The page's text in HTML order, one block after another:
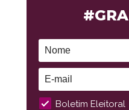
#GRA
Boletim Eleitoral